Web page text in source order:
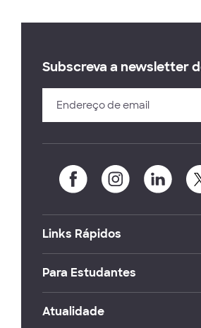
Subscreva a newsletter
Links Rápidos
Para Estudantes
Atualidade